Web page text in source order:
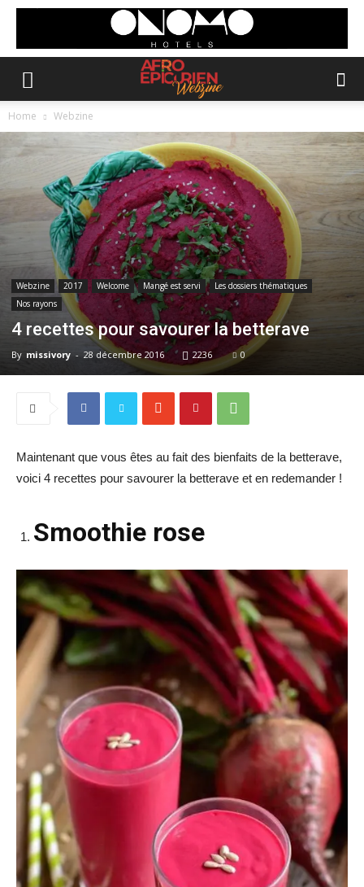
Home Webzine
Webzine 2017 Welcome Mangé est servi
Les dossiers thématiques
Nos rayons
4 recettes pour savourer la betterave
By missivory - 28 décembre 2016 2236 0
Maintenant que vous êtes au fait des bienfaits de la betterave,
voici 4 recettes pour savourer la betterave et en redemander !
Smoothie rose